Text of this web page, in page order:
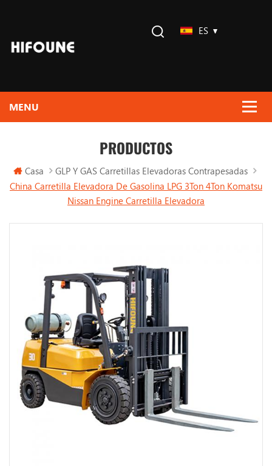
ES
PRODUCTOS
Casa
GLP Y GAS Carretillas Elevadoras Contrapesadas
China Carretilla Elevadora De Gasolina LPG 3Ton 4Ton Komatsu
Nissan Engine Carretilla Elevadora